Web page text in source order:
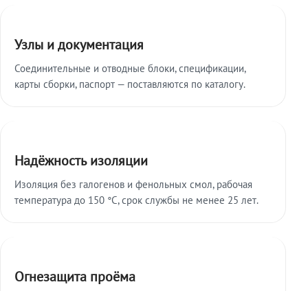
Узлы и документация
Соединительные и отводные блоки, спецификации,
карты сборки, паспорт — поставляются по каталогу.
Надёжность изоляции
Изоляция без галогенов и фенольных смол, рабочая
температура до 150 °C, срок службы не менее 25 лет.
Огнезащита проёма